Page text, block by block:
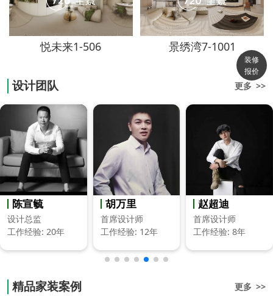
悦未来1-506 景绣湾7-1001
设计团队 更多 >>
陈宣毓
设计总监
工作经验: 20年
胡万里
首席设计师
工作经验: 12年
赵超迪
首席设计师
工作经验: 8年
精品家装案例 更多 >>
装修
报价